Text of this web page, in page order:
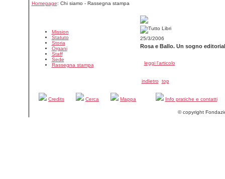
Homepage: Chi siamo - Rassegna stampa
Mission
Statuto
Storia
Organi
Staff
Sede
Rassegna stampa
25/3/2006
Rosa e Ballo. Un sogno
leggi l'articolo
indietro top
Credits Cerca Mappa Info pratiche e contatti
© copyright